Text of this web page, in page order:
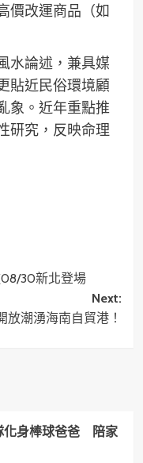
價改運商品（如
水論述，兼具媒
貼近民俗環境顧
象。近年重點推
研究，反映命理
30新北登場
Next:
放潮湧海南自貿港！
化身棒球爸爸 陪家